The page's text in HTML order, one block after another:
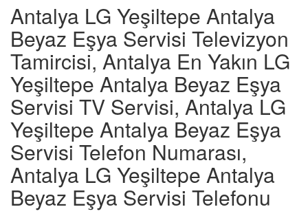
Antalya LG Yeşiltepe Antalya
Beyaz Eşya Servisi Televizyon
Tamircisi, Antalya En Yakın LG
Yeşiltepe Antalya Beyaz Eşya
Servisi TV Servisi, Antalya LG
Yeşiltepe Antalya Beyaz Eşya
Servisi Telefon Numarası,
Antalya LG Yeşiltepe Antalya
Beyaz Eşya Servisi Telefonu